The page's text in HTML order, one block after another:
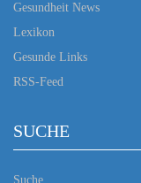
Gesundheit News
Lexikon
Gesunde Links
RSS-Feed
SUCHE
Suche